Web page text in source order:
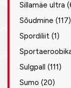
Sillamäe ultra
Sõudmine (117)
Spordiliit (1)
Sulgpall (111)
Sumo (20)